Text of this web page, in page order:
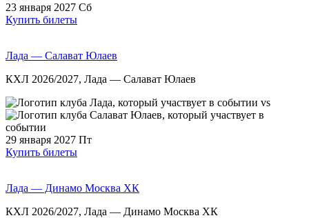
23 января 2027 Сб
Купить билеты
Лада — Салават Юлаев
КХЛ 2026/2027, Лада — Салават Юлаев
vs
29 января 2027 Пт
Купить билеты
Лада — Динамо Москва ХК
КХЛ 2026/2027, Лада — Динамо Москва ХК